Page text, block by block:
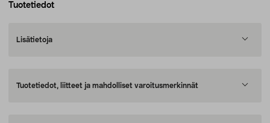
Tuotetiedot
Lisätietoja
Tuotetiedot, liitteet ja mahdolliset varoitusmerkinnät